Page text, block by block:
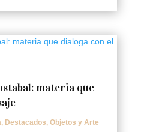
materia que
, Destacados, Objetos y Arte